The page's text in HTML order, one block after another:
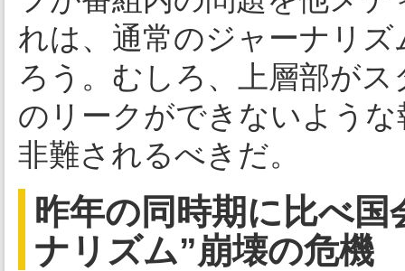
れは、通常のジャーナリズ
ろう。むしろ、上層部が
のリークができないよう
非難されるべきだ。
昨年の同時期に比べ
ナリズム”崩壊の危機